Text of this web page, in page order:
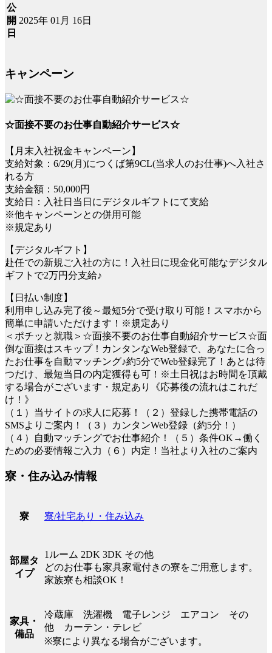
公
開
日
2025年 01月 16日
キャンペーン
☆面接不要のお仕事自動紹介サービス☆
【月末入社祝金キャンペーン】
支給対象：6/29(月)につくば第9CL(当求人のお仕事)へ入社さ
れる方
支給金額：50,000円
支給日：入社日当日にデジタルギフトにて支給
※他キャンペーンとの併用可能
※規定あり
【デジタルギフト】
赴任での新規ご入社の方に！入社日に現金化可能なデジタル
ギフトで2万円分支給♪
【日払い制度】
利用申し込み完了後～最短5分で受け取り可能！スマホから
簡単に申請いただけます！※規定あり
＜ポチッと就職＞☆面接不要のお仕事自動紹介サービス☆面
倒な面接はスキップ！カンタンなWeb登録で、あなたに合っ
たお仕事を自動マッチング♪約5分でWeb登録完了！あとは待
つだけ、最短当日の内定獲得も可！※土日祝はお時間を頂戴
する場合がございます・規定あり《応募後の流れはこれだ
け！》
（１）当サイトの求人に応募！（２）登録した携帯電話の
SMSよりご案内！（３）カンタンWeb登録（約5分！）
（４）自動マッチングでお仕事紹介！（５）条件OK→働く
ための必要情報ご入力（６）内定！当社より入社のご案内
寮・住み込み情報
寮 寮/社宅あり・住み込み
部屋タ
イプ
1ルーム 2DK 3DK その他
どのお仕事も家具家電付きの寮をご用意します。
家族寮も相談OK！
家具・
備品
冷蔵庫 洗濯機 電子レンジ エアコン その
他 カーテン・テレビ
※寮により異なる場合がございます。